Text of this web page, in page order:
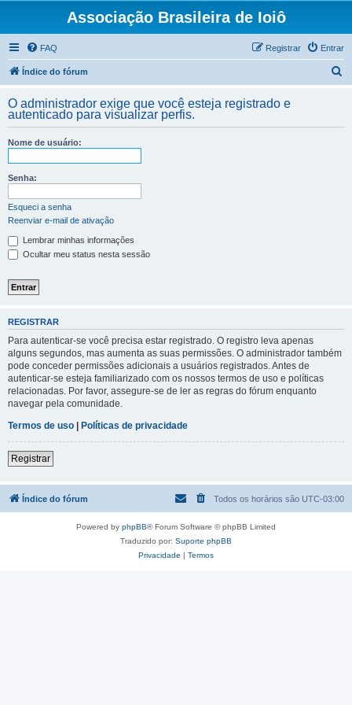
Associação Brasileira de Ioiô
FAQ Entrar
Registrar
Índice do fórum
q
O administrador exige que você esteja registrado e
autenticado para visualizar perfis.
Nome de usuário:
Senha:
Esqueci a senha
Reenviar e-mail de ativação
Lembrar minhas informações
Ocultar meu status nesta sessão
REGISTRAR
Para autenticar-se você precisa estar registrado. O registro leva apenas
alguns segundos, mas aumenta as suas permissões. O administrador também
pode conceder permissões adicionais a usuários registrados. Antes de
autenticar-se esteja familiarizado com os nossos termos de uso e políticas
relacionadas. Por favor, assegure-se de ler as regras do fórum enquanto
navegar pela comunidade.
Termos de uso | Políticas de privacidade
Registrar
Índice do fórum Todos os horários são UTC-03:00
Powered by phpBB® Forum Software © phpBB Limited
Traduzido por: Suporte phpBB
Privacidade | Termos